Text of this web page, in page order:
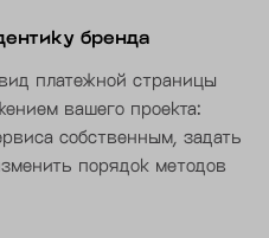
бренда
платежной страницы
вашего проекта:
собственным, задать
порядок методов